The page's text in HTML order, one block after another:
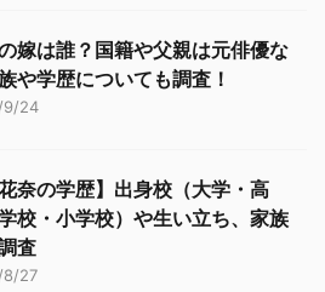
嫁は誰？国籍や父親は元俳優な
や学歴についても調査！
9/24
花奈の学歴】出身校（大学・高
校・小学校）や生い立ち、家族
査
8/27